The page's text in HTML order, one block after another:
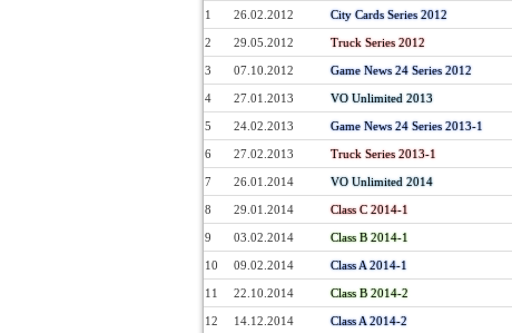
1
26.02.2012 City Cards Series 2012
2 29.05.2012 Truck Series 2012
3 07.10.2012 Game News 24 Series 2012
4 27.01.2013 VO Unlimited 2013
5 24.02.2013 Game News 24 Series 2013-1
6 27.02.2013 Truck Series 2013-1
7 26.01.2014 VO Unlimited 2014
8 29.01.2014 Class C 2014-1
9 03.02.2014 Class B 2014-1
10 09.02.2014 Class A 2014-1
11 22.10.2014 Class B 2014-2
12 14.12.2014 Class A 2014-2